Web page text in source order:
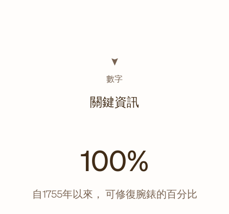
數字
關鍵資訊
100%
自1755年以來， 可修復腕錶的百分比